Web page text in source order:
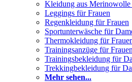
Kleidung aus Merinowolle
Leggings für Frauen
Regenkleidung für Frauen
Sportunterwäsche für
Thermokleidung für
Trainingsanzüge für Frauen
Trainingsbekleidung für
Trekkingbekleidung für
Mehr sehen...